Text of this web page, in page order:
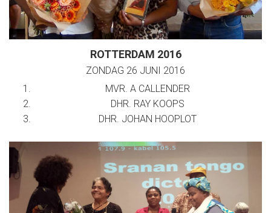
ROTTERDAM 2016
ZONDAG 26 JUNI 2016
MVR. A CALLENDER
DHR. RAY KOOPS
DHR. JOHAN HOOPLOT